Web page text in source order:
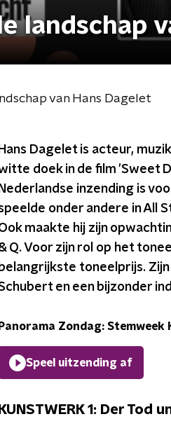
landschap
van Hans Dagelet
Hans Dagelet is acteur,
doek in de film 'Sweet
Nederlandse inzending is
onder andere in All
maakte hij zijn
Q. Voor zijn rol op het
toneelprijs.
en een bijzonder
Panorama Zondag: Stemweek
Speel uitzending af
KUNSTWERK 1: Der Tod